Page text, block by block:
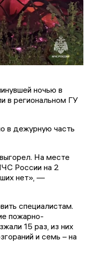
ночью в
в региональном ГУ
в дежурную часть
На месте
России на 2
нет», —
специалистам.
пожарно-
15 раз, из них
и семь – на